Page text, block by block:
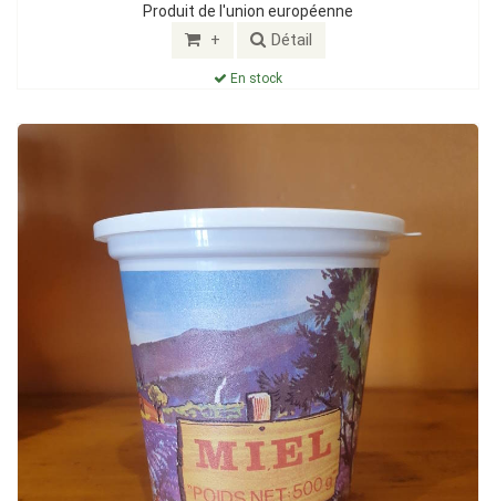
Produit de l'union européenne
+ Détail
En stock